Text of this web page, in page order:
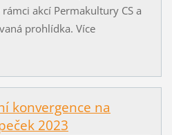
akcí Permakultury CS a
prohlídka. Více
konvergence na
2023